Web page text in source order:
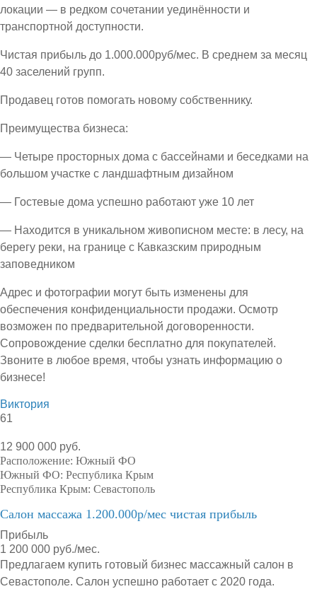
локации — в редком сочетании уединённости и
транспортной доступности.
Чистая прибыль до 1.000.000руб/мес. В среднем за месяц
40 заселений групп.
Продавец готов помогать новому собственнику.
Преимущества бизнеса:
— Четыре просторных дома с бассейнами и беседками на
большом участке с ландшафтным дизайном
— Гостевые дома успешно работают уже 10 лет
— Находится в уникальном живописном месте: в лесу, на
берегу реки, на границе с Кавказским природным
заповедником
Адрес и фотографии могут быть изменены для
обеспечения конфиденциальности продажи. Осмотр
возможен по предварительной договоренности.
Сопровождение сделки бесплатно для покупателей.
Звоните в любое время, чтобы узнать информацию о
бизнесе!
Виктория
61
12 900 000 руб.
Расположение: Южный ФО
Южный ФО: Республика Крым
Республика Крым: Севастополь
Салон массажа 1.200.000р/мес чистая прибыль
Прибыль
1 200 000 руб./мес.
Предлагаем купить готовый бизнес массажный салон в
Севастополе. Салон успешно работает с 2020 года.